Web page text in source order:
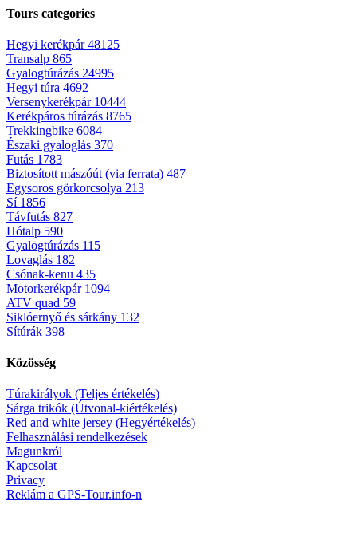
Tours categories
Hegyi kerékpár48125
Transalp 865
Gyalogtúrázás 24995
Hegyi túra 4692
Versenykerékpár 10444
Kerékpáros túrázás 8765
Trekkingbike 6084
Északi gyaloglás 370
Futás 1783
Biztosított mászóút (via ferrata) 487
Egysoros görkorcsolya 213
Sí 1856
Távfutás 827
Hótalp 590
Gyalogtúrázás 115
Lovaglás 182
Csónak-kenu 435
Motorkerékpár 1094
ATV quad 59
Siklóernyő és sárkány 132
Sítúrák 398
Közösség
Túrakirályok (Teljes értékelés)
Sárga trikók (Útvonal-kiértékelés)
Red and white jersey (Hegyértékelés)
Felhasználási rendelkezések
Magunkról
Kapcsolat
Privacy
Reklám a GPS-Tour.info-n